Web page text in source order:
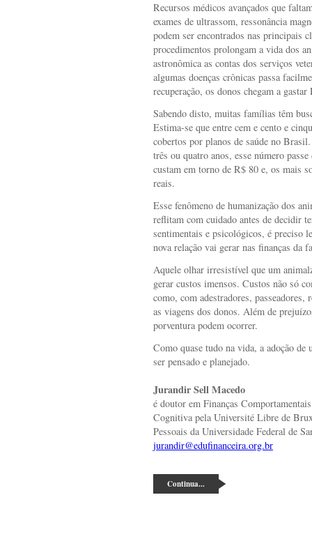
Recursos médicos avançados que
exames de ultrassom, ressonância
podem ser encontrados nas principais
procedimentos prolongam a vida dos
astronômica as contas dos serviços
algumas doenças crônicas passa
recuperação, os donos chegam a
Sabendo disto, muitas famílias têm
Estima-se que entre cem e cento e
cobertos por planos de saúde no
três ou quatro anos, esse número
custam em torno de R$ 80 e, os mais
reais.
Esse fenômeno de humanização dos
reflitam com cuidado antes de decidir
sentimentais e psicológicos, é preciso
nova relação vai gerar nas finanças da
Aquele olhar irresistível que um
gerar custos imensos. Custos não só
como, com adestradores, passeadores,
as viagens dos donos. Além de
porventura podem ocorrer.
Como quase tudo na vida, a adoção
ser pensado e planejado.
Jurandir Sell Macedo
é doutor em Finanças
Cognitiva pela Université Libre de
Pessoais da Universidade Federal de
jurandir@edufinanceira.org.br
Continua...